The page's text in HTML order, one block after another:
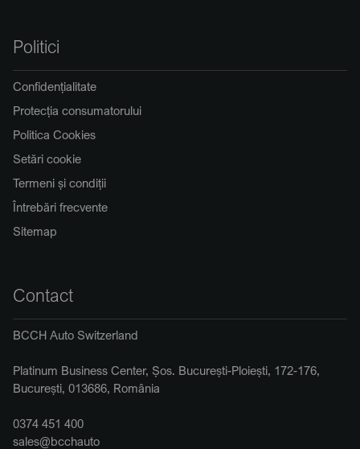
Politici
Confidențialitate
Protecția consumatorului
Politica Cookies
Setări cookie
Termeni și condiții
Întrebări frecvente
Sitemap
Contact
BCCH Auto Switzerland
Platinum Business Center, Șos. București-Ploiești, 172-176,
București, 013686, România
0374 451 400
sales@bcchauto